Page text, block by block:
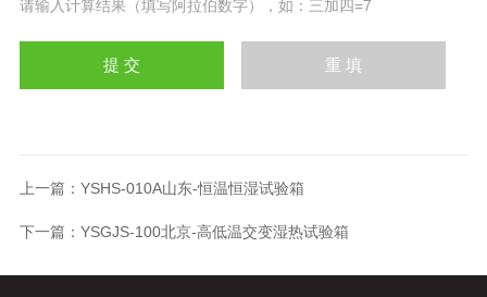
请输入计算结果（填写阿拉伯数字），如：三加四=7
上一篇： YSHS-010A山东-恒温恒湿试验箱
下一篇： YSGJS-100北京-高低温交变湿热试验箱